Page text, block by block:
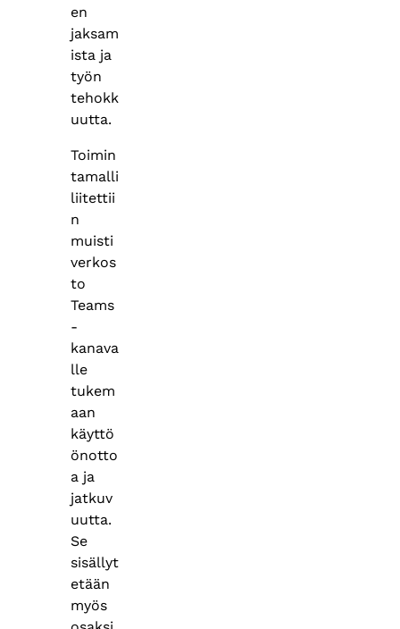
en
jaksam
ista ja
työn
tehokk
uutta.
Toimin
tamalli
liitettii
n
muisti
verkos
to
Teams
-
kanava
lle
tukem
aan
käyttö
önotto
a ja
jatkuv
uutta.
Se
sisällyt
etään
myös